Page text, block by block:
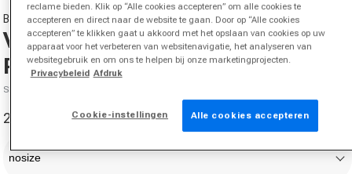
BULLPADEL
Vertex 04 Tour Final 24 Premier
Padel Collection
SKU 14906900218000
Aanbiedingsprijs
257,95 €
Normale prijs399,99 €-36%
nosize
reclame bieden. Klik op “Alle cookies accepteren” om alle cookies te
accepteren en direct naar de website te gaan. Door op “Alle cookies
accepteren” te klikken gaat u akkoord met het opslaan van cookies op uw
apparaat voor het verbeteren van websitenavigatie, het analyseren van
websitegebruik en om ons te helpen bij onze marketingprojecten.
Privacybeleid Afdruk
Cookie-instellingen Alle cookies accepteren